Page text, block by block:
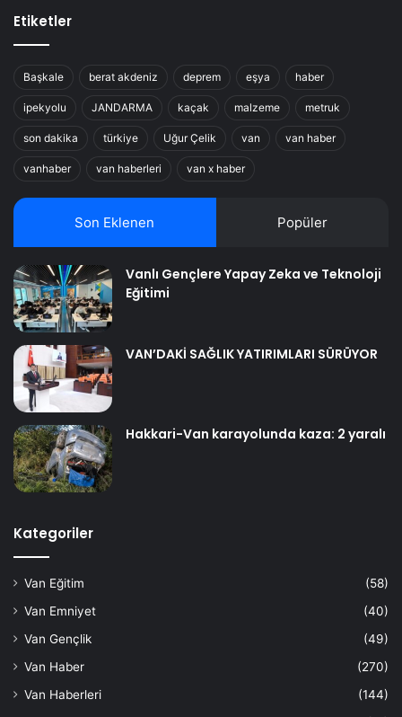
Etiketler
Başkale berat akdeniz deprem eşya haber
ipekyolu JANDARMA kaçak malzeme metruk
son dakika türkiye Uğur Çelik van van haber
vanhaber van haberleri van x haber
Son Eklenen Popüler
Vanlı Gençlere Yapay Zeka ve Teknoloji
Eğitimi
VAN’DAKİ SAĞLIK YATIRIMLARI SÜRÜYOR
Hakkari-Van karayolunda kaza: 2 yaralı
Kategoriler
Van Eğitim
(58)
Van Emniyet
(40)
Van Gençlik
(49)
Van Haber
(270)
Van Haberleri
(144)